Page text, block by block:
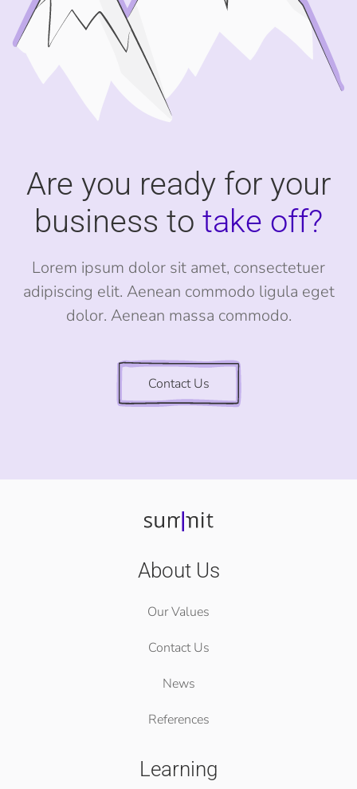
Are you ready for your
business to take off?
Lorem ipsum dolor sit amet, consectetuer
adipiscing elit. Aenean commodo ligula eget
dolor. Aenean massa commodo.
Contact Us
About Us
Our Values
Contact Us
News
References
Learning